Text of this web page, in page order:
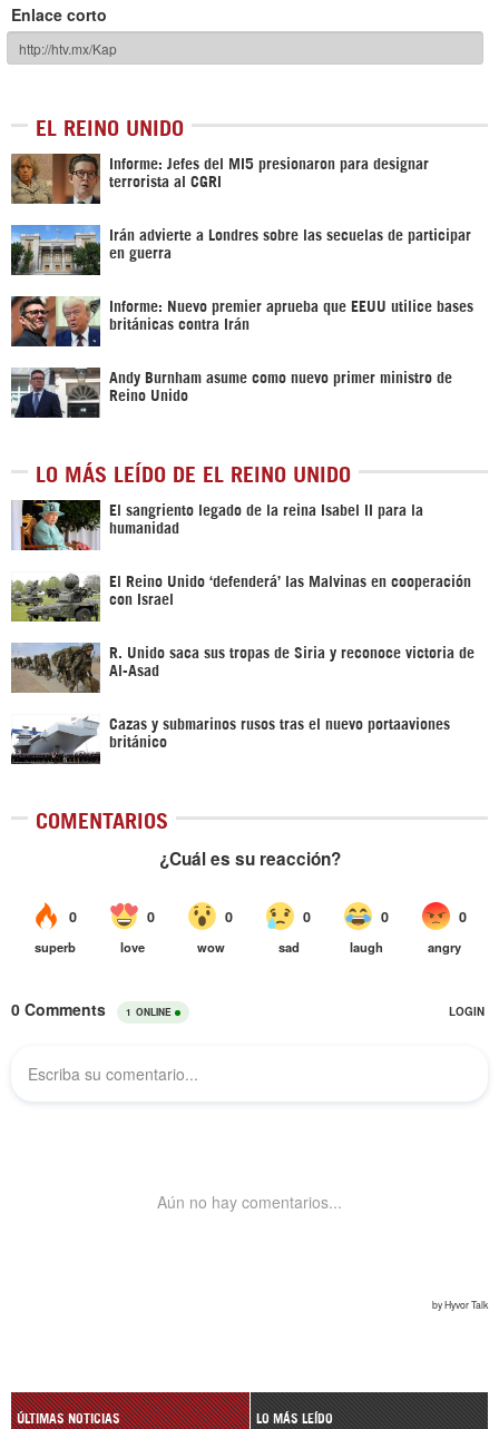
Enlace corto
EL REINO UNIDO
Informe: Jefes del MI5 presionaron para designar
terrorista al CGRI
Irán advierte a Londres sobre las secuelas de participar
en guerra
Informe: Nuevo premier aprueba que EEUU utilice bases
británicas contra Irán
Andy Burnham asume como nuevo primer ministro de
Reino Unido
LO MÁS LEÍDO DE EL REINO UNIDO
El sangriento legado de la reina Isabel II para la
humanidad
El Reino Unido ‘defenderá’ las Malvinas en cooperación
con Israel
R. Unido saca sus tropas de Siria y reconoce victoria de
Al-Asad
Cazas y submarinos rusos tras el nuevo portaaviones
británico
COMENTARIOS
ÚLTIMAS NOTICIAS LO MÁS LEÍDO